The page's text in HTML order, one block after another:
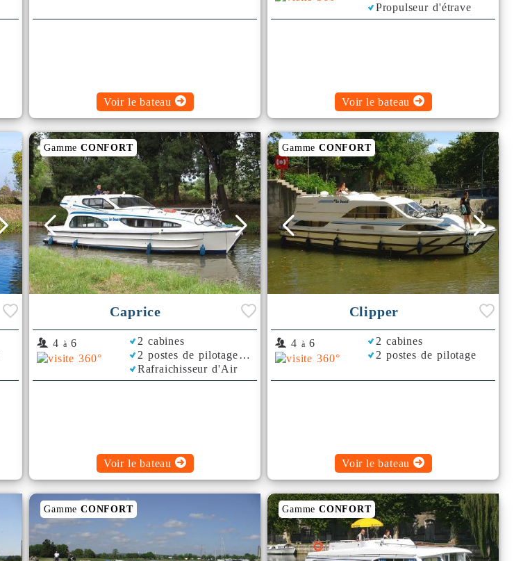
Voir le bateau
Propulseur d'étrave
Rafraichisseur d'Air
Voir le bateau
Gamme CONFORT
Caprice
4 à 6
2 cabines
2 postes de pilotage
Rafraichisseur d'Air
Voir le bateau
GammeCONFORT
Clipper
4 à 6
2 cabines
2 postes de pilotage
Voir le bateau
Gamme CONFORT GammeCONFORT